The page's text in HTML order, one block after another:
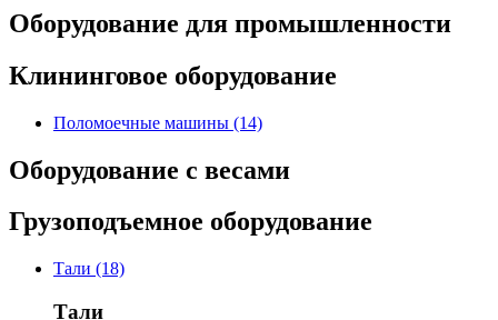
Оборудование для промышленности
Клининговое оборудование
Поломоечные машины (14)
Оборудование с весами
Грузоподъемное оборудование
Тали (18)
Тали